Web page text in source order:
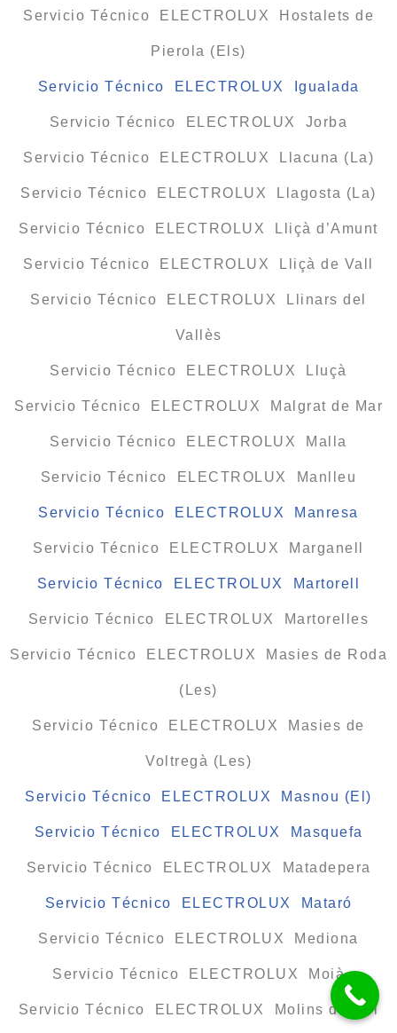
Servicio Técnico ELECTROLUX Hostalets de
Pierola (Els)
Servicio Técnico ELECTROLUX Igualada
Servicio Técnico ELECTROLUX Jorba
Servicio Técnico ELECTROLUX Llacuna (La)
Servicio Técnico ELECTROLUX Llagosta (La)
Servicio Técnico ELECTROLUX Lliçà d’Amunt
Servicio Técnico ELECTROLUX Lliçà de Vall
Servicio Técnico ELECTROLUX Llinars del
Vallès
Servicio Técnico ELECTROLUX Lluçà
Servicio Técnico ELECTROLUX Malgrat de Mar
Servicio Técnico ELECTROLUX Malla
Servicio Técnico ELECTROLUX Manlleu
Servicio Técnico ELECTROLUX Manresa
Servicio Técnico ELECTROLUX Marganell
Servicio Técnico ELECTROLUX Martorell
Servicio Técnico ELECTROLUX Martorelles
Servicio Técnico ELECTROLUX Masies de Roda
(Les)
Servicio Técnico ELECTROLUX Masies de
Voltregà (Les)
Servicio Técnico ELECTROLUX Masnou (El)
Servicio Técnico ELECTROLUX Masquefa
Servicio Técnico ELECTROLUX Matadepera
Servicio Técnico ELECTROLUX Mataró
Servicio Técnico ELECTROLUX Mediona
Servicio Técnico ELECTROLUX Moià
Servicio Técnico ELECTROLUX Molins de Rei